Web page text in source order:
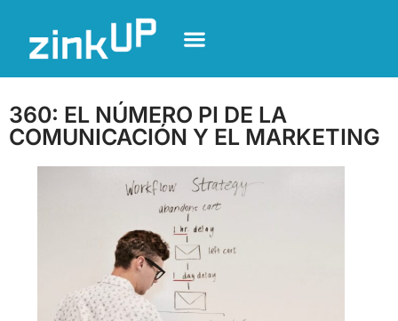
360: EL NÚMERO PI DE LA
COMUNICACIÓN Y EL MARKETING